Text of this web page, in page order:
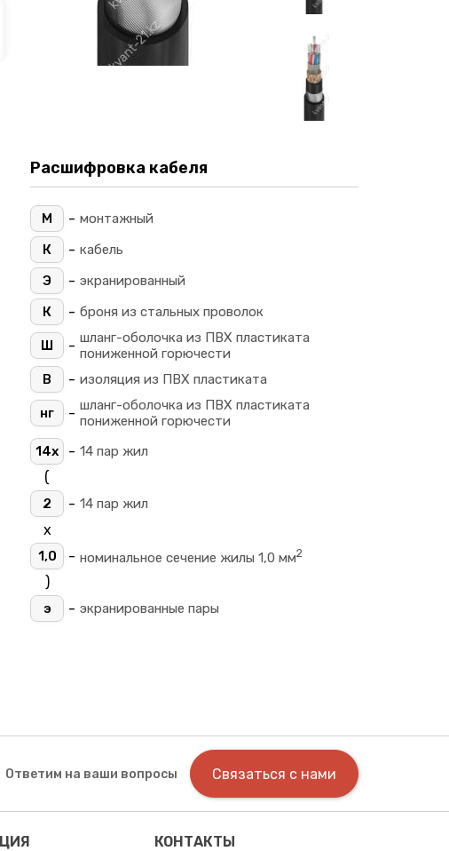
Расшифровка кабеля
М - монтажный
К
- кабель
Э
- экранированный
К
- броня из стальных проволок
Ш - шланг-оболочка из ПВХ пластиката
пониженной горючести
В
- изоляция из ПВХ пластиката
нг - шланг-оболочка из ПВХ пластиката
пониженной горючести
14х
- 14 пар жил
(
2 - 14 пар жил
х
1,0 - номинальное сечение жилы 1,0 мм2
)
э - экранированные пары
Ответим на ваши вопросы Связаться с нами
КОНТАКТЫ